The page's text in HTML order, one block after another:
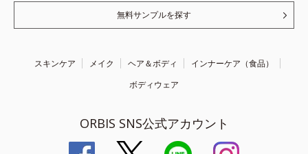
無料サンプルを探す
スキンケア メイク ヘア＆ボディ
インナーケア（食品）
ボディウェア
ORBIS SNS公式アカウント